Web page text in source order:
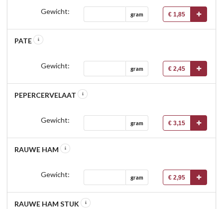
Gewicht: gram € 1,85
PATE
Gewicht: gram € 2,45
PEPERCERVELAAT
Gewicht: gram € 3,15
RAUWE HAM
Gewicht: gram € 2,95
RAUWE HAM STUK